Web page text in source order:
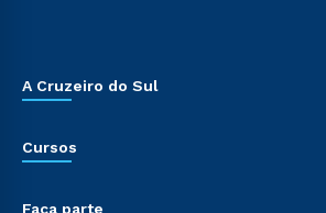
A Cruzeiro do Sul
Cursos
Faça parte